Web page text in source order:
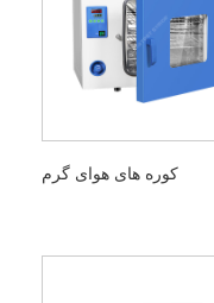
کوره های هوای گرم